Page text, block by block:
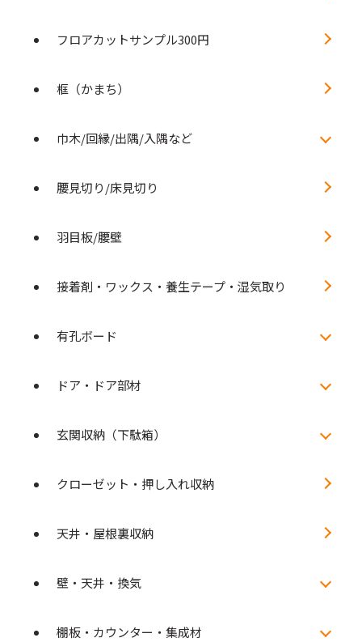
フロアカットサンプル300円
框（かまち）
巾木/回縁/出隅/入隅など
腰見切り/床見切り
羽目板/腰壁
接着剤・ワックス・養生テープ・湿気取り
有孔ボード
ドア・ドア部材
玄関収納（下駄箱）
クローゼット・押し入れ収納
天井・屋根裏収納
壁・天井・換気
棚板・カウンター・集成材